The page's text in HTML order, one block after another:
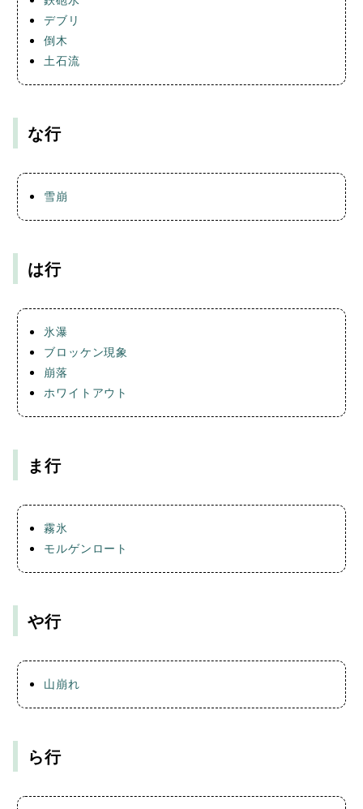
デブリ
倒木
土石流
な行
雪崩
は行
氷瀑
ブロッケン現象
崩落
ホワイトアウト
ま行
霧氷
モルゲンロート
や行
山崩れ
ら行